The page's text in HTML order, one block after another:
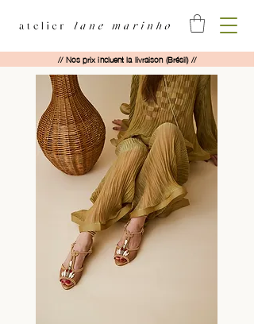
// Nos prix incluent la livraison (Brésil) //